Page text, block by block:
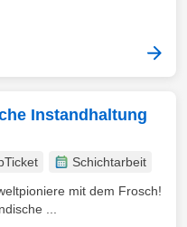
Instandhaltung
Schichtarbeit
mit dem Frosch!
...